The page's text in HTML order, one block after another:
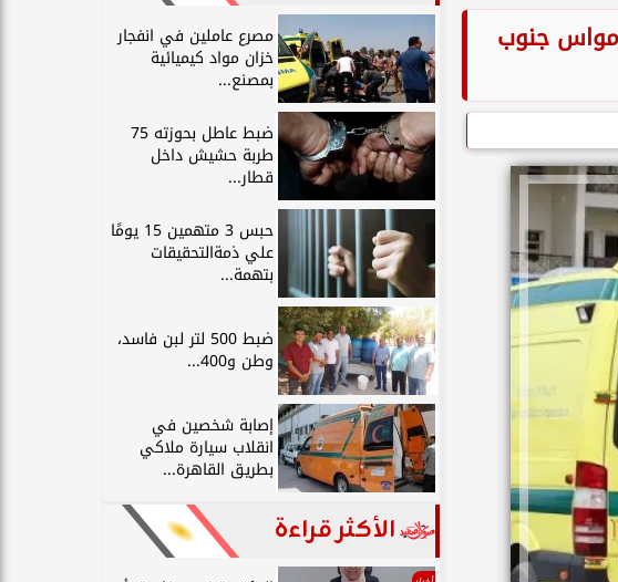
جنوب مصرع عاملين في انفجار
خزان مواد كيميائية
بمصنع...
ضبط عاطل بحوزته 75
طربة حشيش داخل
قطار...
حبس 3 متهمين 15 يومًا
علي ذمةالتحقيقات
بتهمة...
ضبط 500 لتر لبن فاسد،
وطن و400...
إصابة شخصين في
انقلاب سيارة ملاكي
بطريق القاهرة...
الأكثر قراءة